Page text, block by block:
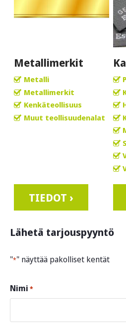
Metallimerkit
Metalli
Metallimerkit
Kenkäteollisuus
Muut teollisuudenalat
TIEDOT ›
Lähetä tarjouspyyntö
"*" näyttää pakolliset kentät
Nimi *